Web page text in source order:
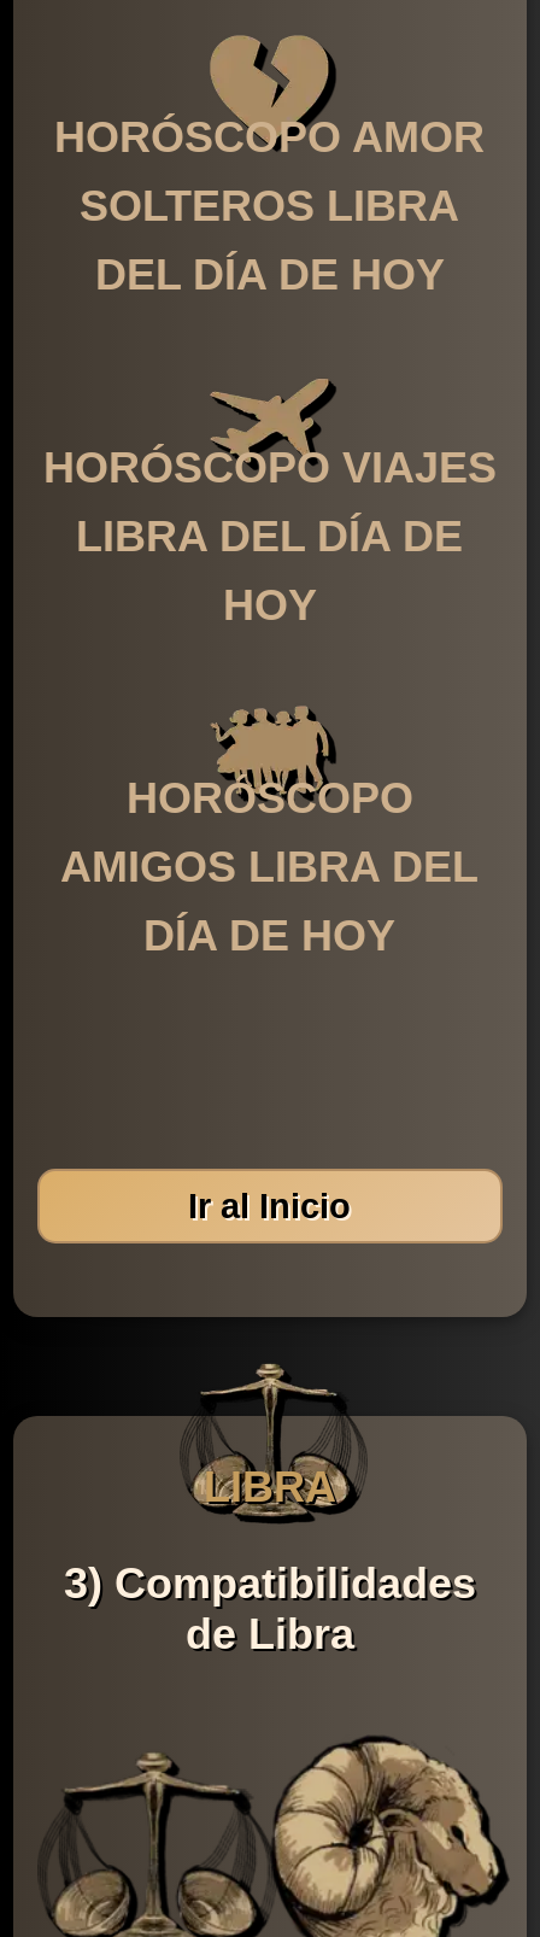
HORÓSCOPO AMOR
SOLTEROS LIBRA
DEL DÍA DE HOY
HORÓSCOPO VIAJES
LIBRA DEL DÍA DE
HOY
HORÓSCOPO
AMIGOS LIBRA DEL
DÍA DE HOY
Ir al Inicio
LIBRA
3) Compatibilidades
de Libra